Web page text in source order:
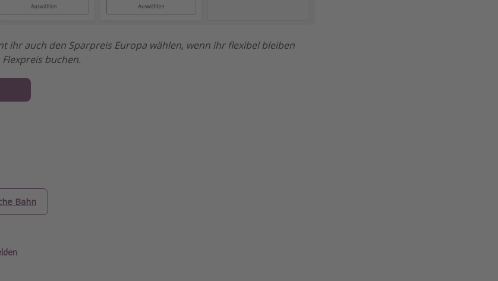
ihr auch den Sparpreis Europa wählen, wenn ihr flexibel bleiben
buchen.
Bahn